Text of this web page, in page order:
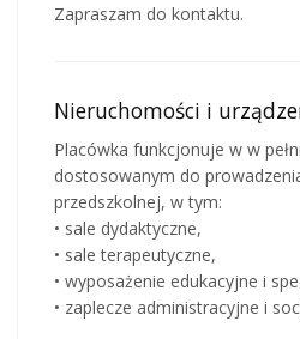
Zapraszam do kontaktu.
Nieruchomości i
Placówka funkcjonuje w w
dostosowanym do
przedszkolnej, w tym:
• sale dydaktyczne,
• sale terapeutyczne,
• wyposażenie edukacyjne i
• zaplecze administracyjne i